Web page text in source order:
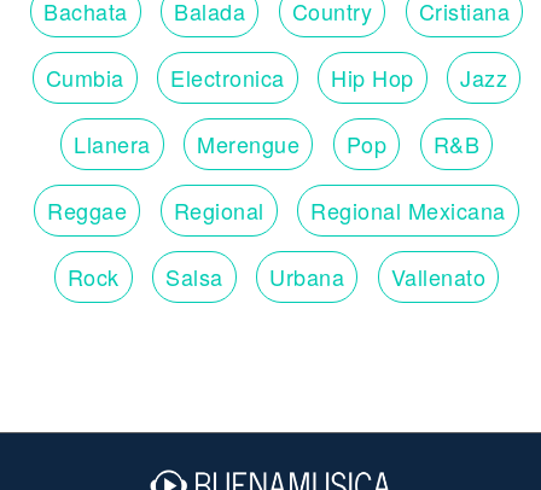
Bachata Balada Country Cristiana
Cumbia Electronica Hip Hop Jazz
Llanera Merengue Pop R&B
Reggae Regional Regional Mexicana
Rock Salsa Urbana Vallenato